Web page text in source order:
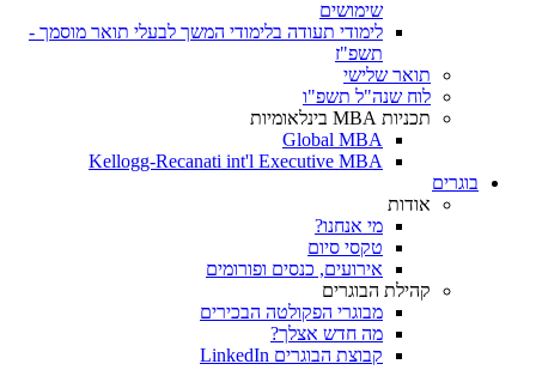
שימושים
לימודי תעודה בלימודי המשך לבעלי תואר מוסמך -
תשפ"ז
תואר שלישי
לוח שנה"ל תשפ"ו
תכניות MBA בינלאומיות
Global MBA
Kellogg-Recanati int'l Executive MBA
בוגרים
אודות
מי אנחנו?
טקסי סיום
אירועים, כנסים ופורומים
קהילת הבוגרים
מבוגרי הפקולטה הבכירים
מה חדש אצלך?
קבוצת הבוגרים LinkedIn